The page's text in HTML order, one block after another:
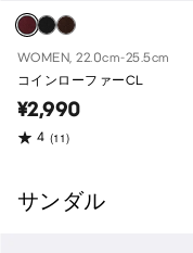
WOMEN, 22.0cm-25.5cm
コインローファーCL
¥2,990
4 (11)
サンダル